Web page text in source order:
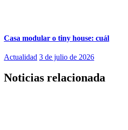
Casa modular o tiny house: cuál
Actualidad 3 de julio de 2026
Noticias relacionada